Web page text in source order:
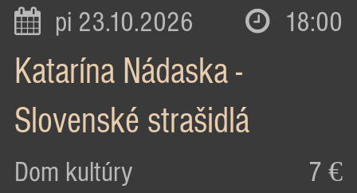
pi 23.10.2026 18:00
Katarína Nádaska -
Slovenské strašidlá
Dom kultúry 7 €